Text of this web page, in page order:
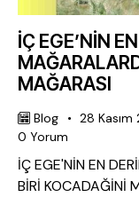
İÇ EGE’NİN
MAĞARASI
Blog 28 Kasım
0 Yorum
İÇ EGE'NİN EN
BİRİ KOCADAĞİNİ